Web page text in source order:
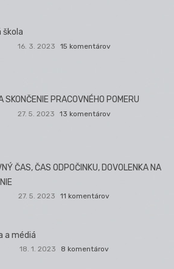
škola
16. 3. 2023 15 komentárov
SKONČENIE PRACOVNÉHO POMERU
27. 5. 2023 13 komentárov
ČAS, ČAS ODPOČINKU, DOVOLENKA NA
27. 5. 2023 11 komentárov
a médiá
18. 1. 2023 8 komentárov